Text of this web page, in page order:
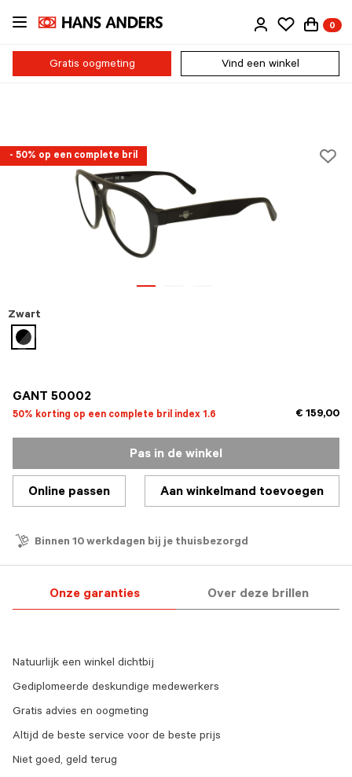
Ga
naar
inhoud
0
Gratis oogmeting Vind een winkel
- 50% op een complete bril
GANT 50002
50% korting op een complete bril index 1.6 € 159,00
Zwart
geselecteerd
Pas in de winkel
Online passen Aan winkelmand toevoegen
Binnen 10 werkdagen bij je thuisbezorgd
Onze garanties Over deze brillen
Natuurlijk een winkel dichtbij
Gediplomeerde deskundige medewerkers
Gratis advies en oogmeting
Altijd de beste service voor de beste prijs
Niet goed, geld terug